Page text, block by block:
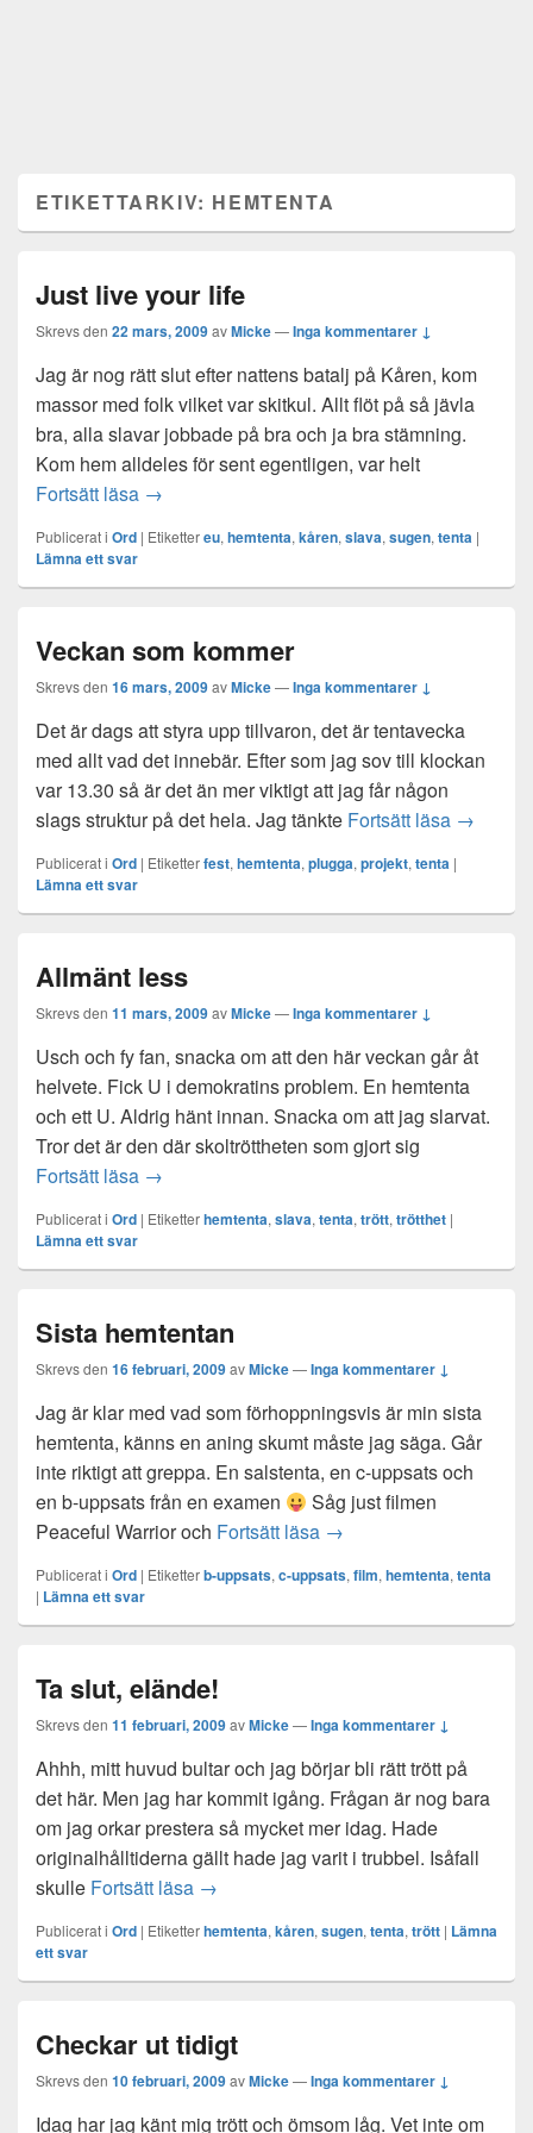
ETIKETTARKIV: HEMTENTA
Just live your life
Skrevs den 22 mars, 2009avMicke—Inga kommentarer ↓
Jag är nog rätt slut efter nattens batalj på Kåren, kom
massor med folk vilket var skitkul. Allt flöt på så jävla
bra, alla slavar jobbade på bra och ja bra stämning.
Kom hem alldeles för sent egentligen, var helt
Fortsätt läsa Just live your life
→
Publicerat i Ord | Etikettereu, hemtenta, kåren, slava, sugen, tenta |
Lämna ett svar
Veckan som kommer
Skrevs den 16 mars, 2009avMicke—Inga kommentarer ↓
Det är dags att styra upp tillvaron, det är tentavecka
med allt vad det innebär. Efter som jag sov till klockan
var 13.30 så är det än mer viktigt att jag får någon
slags struktur på det hela. Jag tänkte Fortsätt läsa Veckan
→
Publicerat i Ord | Etiketterfest, hemtenta, plugga, projekt, tenta |
Lämna ett svar
Allmänt less
Skrevs den 11 mars, 2009avMicke—Inga kommentarer ↓
Usch och fy fan, snacka om att den här veckan går åt
helvete. Fick U i demokratins problem. En hemtenta
och ett U. Aldrig hänt innan. Snacka om att jag slarvat.
Tror det är den där skoltröttheten som gjort sig
Fortsätt läsa Allmänt less
→
Publicerat i Ord | Etiketterhemtenta, slava, tenta, trött, trötthet |
Lämna ett svar
Sista hemtentan
Skrevs den 16 februari, 2009avMicke—Inga kommentarer ↓
Jag är klar med vad som förhoppningsvis är min sista
hemtenta, känns en aning skumt måste jag säga. Går
inte riktigt att greppa. En salstenta, en c-uppsats och
en b-uppsats från en examen
Såg just filmen
Peaceful Warrior och Fortsätt läsa Sista hemtentan
→
Publicerat i Ord | Etiketterb-uppsats, c-uppsats, film, hemtenta, tenta
| Lämna ett svar
Ta slut, elände!
Skrevs den 11 februari, 2009avMicke—Inga kommentarer ↓
Ahhh, mitt huvud bultar och jag börjar bli rätt trött på
det här. Men jag har kommit igång. Frågan är nog bara
om jag orkar prestera så mycket mer idag. Hade
originalhålltiderna gällt hade jag varit i trubbel. Isåfall
skulle Fortsätt läsa Ta slut, elände!
→
Publicerat i Ord | Etiketterhemtenta, kåren, sugen, tenta, trött | Lämna
ett svar
Checkar ut tidigt
Skrevs den 10 februari, 2009avMicke—Inga kommentarer ↓
Idag har jag känt mig trött och ömsom låg. Vet inte om